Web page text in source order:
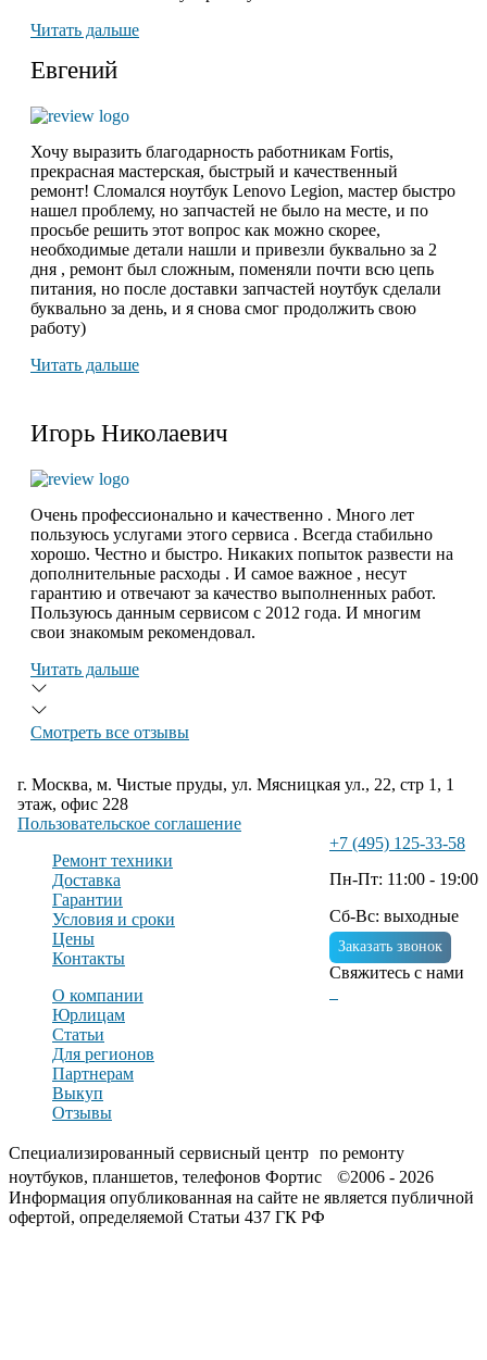
Читать дальше
Евгений
Хочу выразить благодарность работникам Fortis,
прекрасная мастерская, быстрый и качественный
ремонт! Сломался ноутбук Lenovo Legion, мастер быстро
нашел проблему, но запчастей не было на месте, и по
просьбе решить этот вопрос как можно скорее,
необходимые детали нашли и привезли буквально за 2
дня , ремонт был сложным, поменяли почти всю цепь
питания, но после доставки запчастей ноутбук сделали
буквально за день, и я снова смог продолжить свою
работу)
Читать дальше
Игорь Николаевич
Очень профессионально и качественно . Много лет
пользуюсь услугами этого сервиса . Всегда стабильно
хорошо. Честно и быстро. Никаких попыток развести на
дополнительные расходы . И самое важное , несут
гарантию и отвечают за качество выполненных работ.
Пользуюсь данным сервисом с 2012 года. И многим
свои знакомым рекомендовал.
Читать дальше
Смотреть все отзывы
г. Москва, м. Чистые пруды, ул. Мясницкая ул., 22, стр 1, 1
этаж, офис 228
Пользовательское соглашение
Ремонт техники
Доставка
Гарантии
Условия и сроки
Цены
Контакты
О компании
Юрлицам
Статьи
Для регионов
Партнерам
Выкуп
Отзывы
+7 (495) 125-33-58
Пн-Пт: 11:00 - 19:00
Сб-Вс: выходные
Заказать звонок
Свяжитесь с нами
Специализированный сервисный центр по ремонту
ноутбуков, планшетов, телефонов Фортис ©2006 - 2026
Информация опубликованная на сайте не является публичной
офертой, определяемой Статьи 437 ГК РФ